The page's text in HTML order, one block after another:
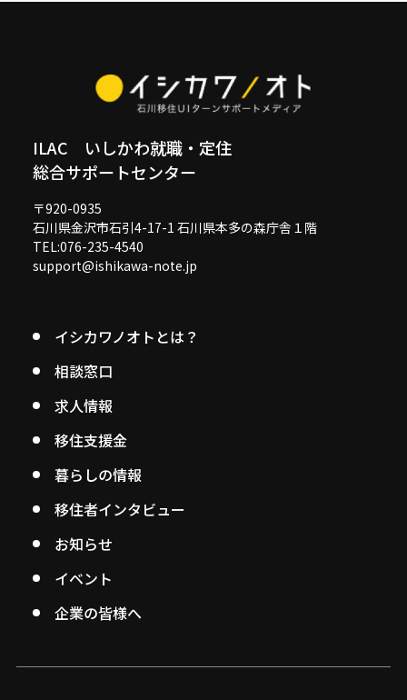
ILAC いしかわ就職・定住
総合サポートセンター
〒920-0935
石川県金沢市石引4-17-1 石川県本多の森庁舎１階
TEL:076-235-4540
support@ishikawa-note.jp
イシカワノオトとは？
相談窓口
求人情報
移住支援金
暮らしの情報
移住者インタビュー
お知らせ
イベント
企業の皆様へ